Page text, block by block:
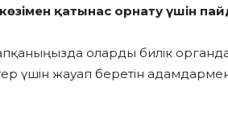
қатынас орнату үшін
оларды билік
үшін жауап беретін